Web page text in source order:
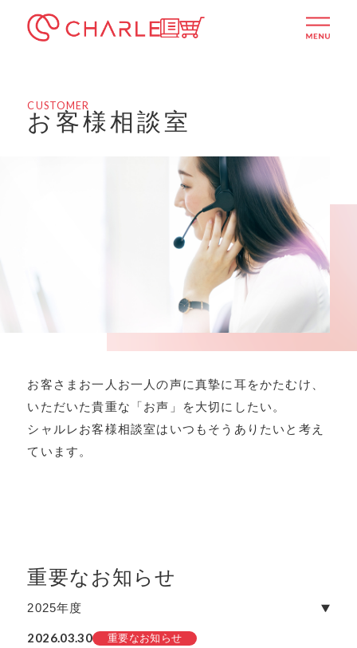
ITSUMOTTO
シャルレ公式通販サイト
CUSTOMER
お客様相談室
お客さまお一人お一人の声に真摯に耳をかたむけ、
いただいた貴重な「お声」を大切にしたい。
シャルレお客様相談室はいつもそうありたいと考え
ています。
重要なお知らせ
2025年度
2026.03.30 重要なお知らせ